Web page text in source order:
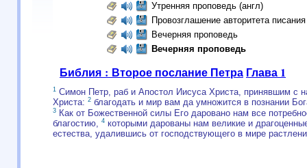
Утренняя проповедь (англ)
Провозглашение авторитета писания
Вечерняя проповедь
Вечерняя проповедь
Библия : Второе послание Петра Глава 1
1 Симон Петр, раб и Апостол Иисуса Христа, принявшим с
Христа: 2 благодать и мир вам да умножится в познании
3 Как от Божественной силы Его даровано нам все
благостию, 4 которыми дарованы нам великие и
естества, удалившись от господствующего в мире